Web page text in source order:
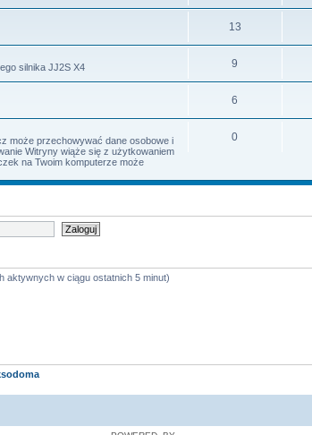
13
silnika JJ2S X4 9
6
może przechowywać dane osobowe i
Witryny wiąże się z użytkowaniem
na Twoim komputerze może
0
aktywnych w ciągu ostatnich 5 minut)